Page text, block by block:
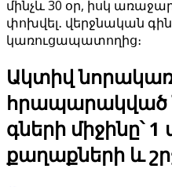
մինչև 30 օր, իսկ
փոխվել․ վերջնական
կառուցապատողից։
Ակտիվ
հրապարակված
գների միջինը՝
քաղաքների և